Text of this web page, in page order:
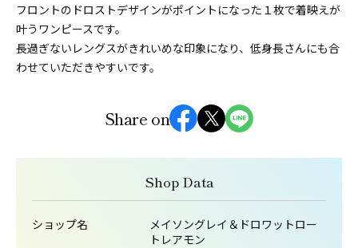
フロントのドロストデザインがポイントになった１枚で着映えが
叶うワンピースです。
長過ぎないレングスがきれいめな印象になり、低身長さんにも合
わせていただきやすいです。
Share on
Shop Data
ショップ名
メイソングレイ＆ドロワットロー
トレアモン